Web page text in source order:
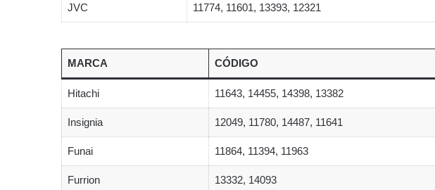
JVC 11774, 11601, 13393, 12321
MARCA CÓDIGO
Hitachi 11643, 14455, 14398, 13382
Insignia 12049, 11780, 14487, 11641
Funai 11864, 11394, 11963
Furrion 13332, 14093